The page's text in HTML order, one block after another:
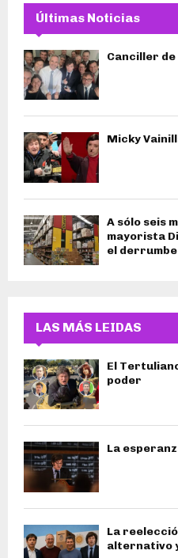
Últimas Noticias
Canciller
Micky
A sólo seis
mayorista
el
LAS MÁS LEIDAS
El
poder
La
La
alternativo